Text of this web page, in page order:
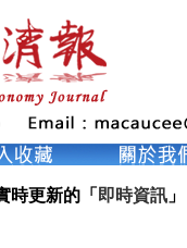
時更新的「 即時資訊 」